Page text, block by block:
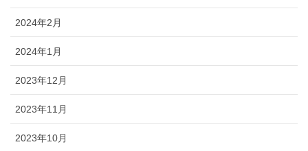
2024年2月
2024年1月
2023年12月
2023年11月
2023年10月